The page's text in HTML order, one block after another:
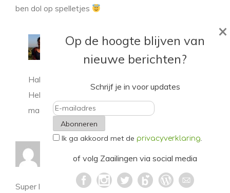
ben dol op spelletjes
Linda - Zaailingen
14 mei 2018 at 22:12
Haha, goed verhaal! :’)
Heb net bij jou in huis gegluurd. Leuk hoor! Kom
maar door met meer
Renske - Vintage or Fair
13 mei 2018 at 11:21
Super leuk om te lezen weer!!
Op de hoogte blijven van
nieuwe berichten?
Schrijf je in voor updates
E-
mailadres
Ik ga akkoord met de privacyverklaring.
of volg Zaailingen via social media
×